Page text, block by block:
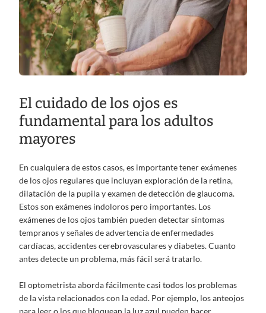
El cuidado de los ojos es
fundamental para los adultos
mayores
En cualquiera de estos casos, es importante tener exámenes
de los ojos regulares que incluyan exploración de la retina,
dilatación de la pupila y examen de detección de glaucoma.
Estos son exámenes indoloros pero importantes. Los
exámenes de los ojos también pueden detectar síntomas
tempranos y señales de advertencia de enfermedades
cardíacas, accidentes cerebrovasculares y diabetes. Cuanto
antes detecte un problema, más fácil será tratarlo.
El optometrista aborda fácilmente casi todos los problemas
de la vista relacionados con la edad. Por ejemplo, los anteojos
para leer o los que bloquean la luz azul pueden hacer